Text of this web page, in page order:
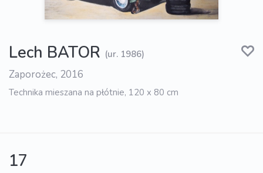
Lech BATOR (ur. 1986)
Zaporożec, 2016
Technika mieszana na płótnie, 120 x 80 cm
17